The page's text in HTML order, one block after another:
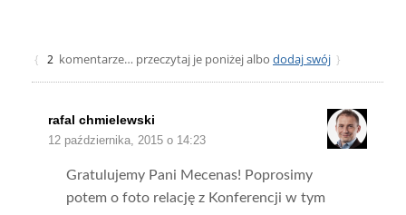
{ 2 komentarze… przeczytaj je poniżej albo dodaj swój }
rafal chmielewski
12 października, 2015 o 14:23
Gratulujemy Pani Mecenas! Poprosimy
potem o foto relację z Konferencji w tym